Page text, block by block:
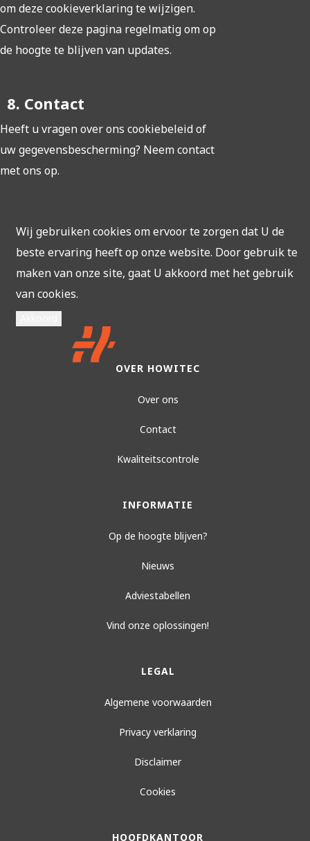
om deze cookieverklaring te wijzigen.
Controleer deze pagina regelmatig om op
de hoogte te blijven van updates.
8. Contact
Heeft u vragen over ons cookiebeleid of
uw gegevensbescherming? Neem contact
met ons op.
Wij gebruiken cookies om ervoor te zorgen dat U de
beste ervaring heeft op onze website. Door gebruik te
maken van onze site, gaat U akkoord met het gebruik
van cookies.
OVER HOWITEC
Over ons
Contact
Kwaliteitscontrole
INFORMATIE
Op de hoogte blijven?
Nieuws
Adviestabellen
Vind onze oplossingen!
LEGAL
Algemene voorwaarden
Privacy verklaring
Disclaimer
Cookies
HOOFDKANTOOR